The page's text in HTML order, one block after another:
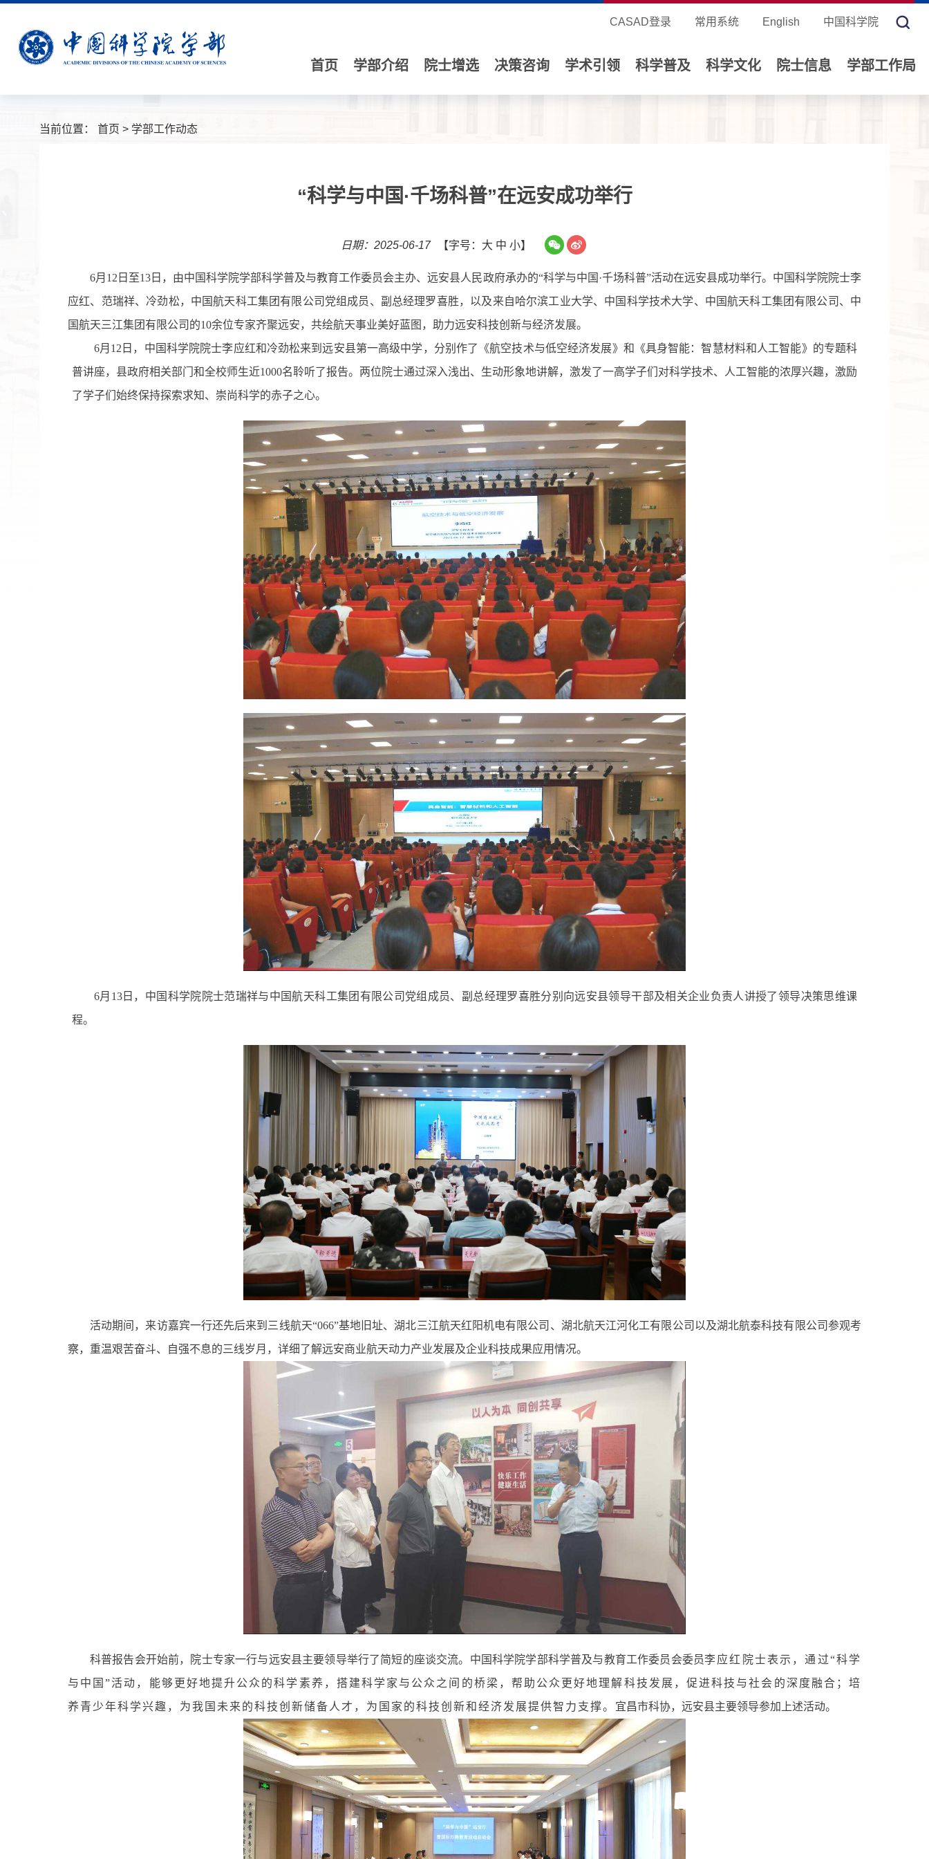
CASAD登录 常用系统 English 中国科学院
首页 学部介绍 院士增选 决策咨询 学术引领 科学普及 科学文化 院士信息 学部工作局
当前位置： 首页 > 学部工作动态
“科学与中国·千场科普”在远安成功举行
日期：2025-06-17 【字号： 大 中 小】
6月12日至13日，由中国科学院学部科学普及与教育工作委员会主办、远安县人民政府承办的“科学与中国 ·千场科普”活动在远安县成功举行。 中国科学院院士李
应红、范瑞祥、冷劲松，中国航天科工集团有限公司党组成员、副总经理罗喜胜，以及来自哈尔滨工业大学、中国科学技术大学、中国航天科工集团有限公司、中
国航天三江集团有限公司的10余位专家齐聚远安，共绘航天事业美好蓝图，助力远安科技创新与经济发展。
6月12日，中国科学院院士李应红和冷劲松来到远安县第一高级中学，分别 作了 《航空技术与低空经济发展》和《具身智能：智慧材料和人工智能》 的专题科
普讲座， 县政府相关部门和全校师生近1000名聆听了报告。两位院士通过深入浅出、生动形象地讲解，激发了一高学子们对科学技术、人工智能的浓厚兴趣，激励
了学子们始终保持探索求知、崇尚科学的赤子之心。
6月13日，中国科学院院士范瑞祥与中国航天科工集团有限公司党组成员、副总经理罗喜胜分别向远安县领导干部及相关企业负责人讲授了领导决策思维课
程。
活动期间，来访嘉宾一行还先后来到三线航天“066”基地旧址、湖北三江航天红阳机电有限公司、湖北航天江河化工有限公司以及湖北航泰科技有限公司参观考
察，重温艰苦奋斗、自强不息的三线岁月，详细了解远安商业航天动力产业发展及企业科技成果应用情况。
科普报告会开始前，院士专家一行与远安县主要领导举行了简短的座谈交流。 中国科学院学部科学普及与教育工作委员会委员李应红院士表示，通过“科学
与中国”活动，能够更好地提升公众的科学素养，搭建科学家与公众之间的桥梁，帮助公众更好地理解科技发展，促进科技与社会的深度融合；培
养青少年科学兴趣，为我国未来的科技创新储备人才，为国家的科技创新和经济发展提供智力支撑。 宜昌市科协，远安县主要领导参加上述活动。